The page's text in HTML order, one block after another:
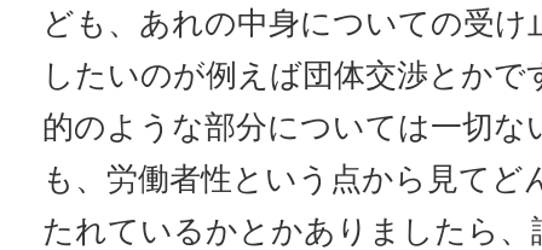
ども、あれの中身についての受け
したいのが例えば団体交渉とかで
的のような部分については一切な
も、労働者性という点から見てど
たれているかとかありましたら、